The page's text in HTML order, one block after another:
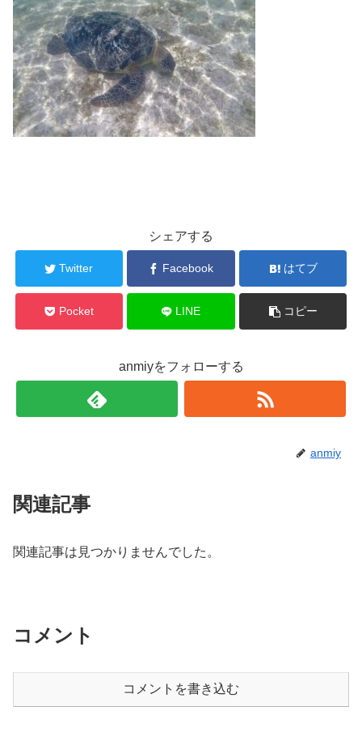
シェアする
Twitter Facebook はてブ
Pocket LINE コピー
anmiyをフォローする
anmiy
関連記事
関連記事は見つかりませんでした。
コメント
コメントを書き込む